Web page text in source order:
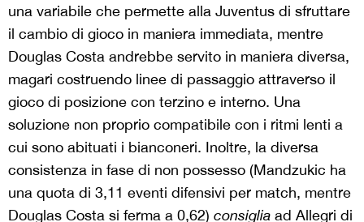
una variabile che permette alla Juventus di sfruttare
il cambio di gioco in maniera immediata, mentre
Douglas Costa andrebbe servito in maniera diversa,
magari costruendo linee di passaggio attraverso il
gioco di posizione con terzino e interno. Una
soluzione non proprio compatibile con i ritmi lenti a
cui sono abituati i bianconeri. Inoltre, la diversa
consistenza in fase di non possesso (Mandzukic ha
una quota di 3,11 eventi difensivi per match, mentre
Douglas Costa si ferma a 0,62) consiglia ad Allegri di